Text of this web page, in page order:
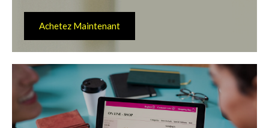
Achetez Maintenant